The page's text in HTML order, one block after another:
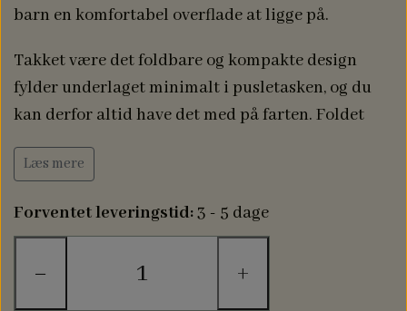
barn en komfortabel overflade at ligge på.
Takket være det foldbare og kompakte design
fylder underlaget minimalt i pusletasken, og du
kan derfor altid have det med på farten. Foldet
mål 20 x 20 cm.
Udslået mål ca. 70 x 40 cm
Læs mere
Forventet leveringstid:3 - 5 dage
− +